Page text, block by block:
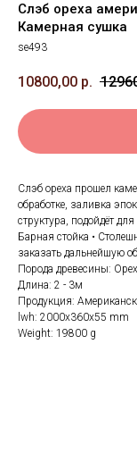
Слэб ореха
Камерная сушка
se493
10800,00 р.
Слэб ореха прошел
обработке, заливка
структура, подойдёт
Барная стойка •
заказать дальнейшую
Порода древесины: Орех
Длина: 2 - 3м
Продукция:
lwh: 2000x360x55 mm
Weight: 19800 g